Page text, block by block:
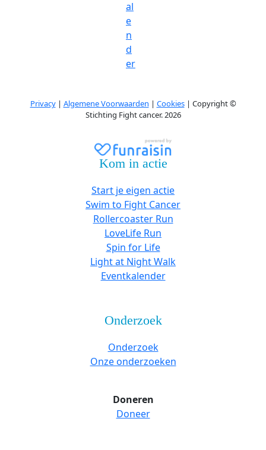
al
e
n
d
er
Privacy| Algemene Voorwaarden | Cookies| Copyright ©
Stichting Fight cancer. 2026
Kom in actie
Start je eigen actie
Swim to Fight Cancer
Rollercoaster Run
LoveLife Run
Spin for Life
Light at Night Walk
Eventkalender
Onderzoek
Onderzoek
Onze onderzoeken
Doneren
Doneer